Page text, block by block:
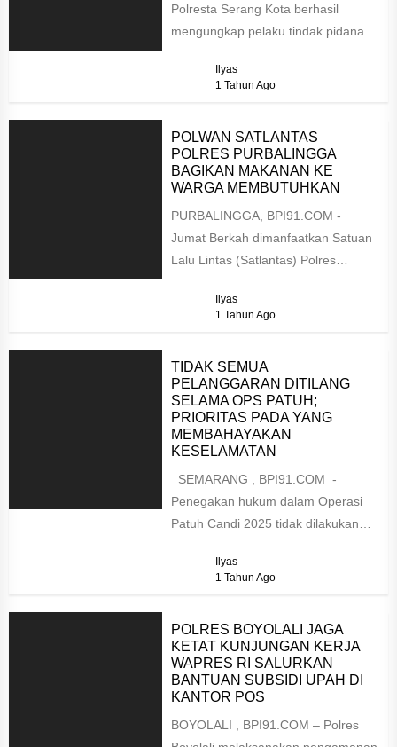
Polresta Serang Kota berhasil
mengungkap pelaku tindak pidana di
Pabuaran...
Ilyas
1 Tahun Ago
POLWAN SATLANTAS
POLRES PURBALINGGA
BAGIKAN MAKANAN KE
WARGA MEMBUTUHKAN
PURBALINGGA, BPI91.COM -
Jumat Berkah dimanfaatkan Satuan
Lalu Lintas (Satlantas) Polres
dengan warga yang membutuhkan,
Ilyas
1 Tahun Ago
TIDAK SEMUA
PELANGGARAN DITILANG
SELAMA OPS PATUH;
PRIORITAS PADA YANG
MEMBAHAYAKAN
KESELAMATAN
SEMARANG , BPI91.COM -
Penegakan hukum dalam Operasi
Patuh Candi 2025 tidak dilakukan
Ilyas
1 Tahun Ago
POLRES BOYOLALI JAGA
KETAT KUNJUNGAN KERJA
WAPRES RI SALURKAN
BANTUAN SUBSIDI UPAH DI
KANTOR POS
BOYOLALI , BPI91.COM – Polres